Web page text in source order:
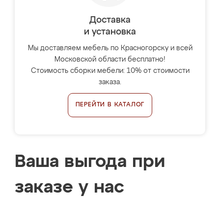
Доставка
и установка
Мы доставляем мебель по Красногорску и всей
Московской области бесплатно!
Стоимость сборки мебели: 10% от стоимости
заказа.
ПЕРЕЙТИ В КАТАЛОГ
Ваша выгода при
заказе у нас